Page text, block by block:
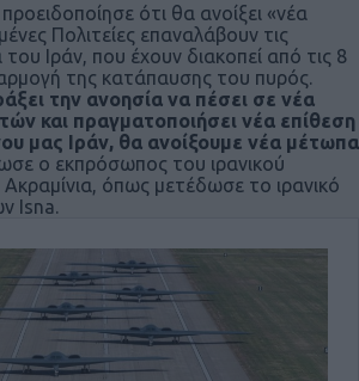
ότι θα ανοίξει «νέα
Πολιτείες επαναλάβουν τις
του Ιράν, που έχουν διακοπεί από τις 8
της κατάπαυσης του πυρός.
την ανοησία να πέσει σε νέα
και πραγματοποιήσει νέα επίθεση
μας Ιράν, θα ανοίξουμε νέα μέτωπα
ο εκπρόσωπος του ιρανικού
όπως μετέδωσε το ιρανικό
Isna.